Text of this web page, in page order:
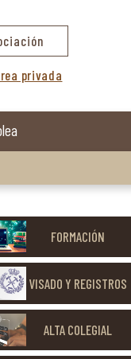
privada
FORMACIÓN
VISADO Y REGISTROS
ALTA COLEGIAL